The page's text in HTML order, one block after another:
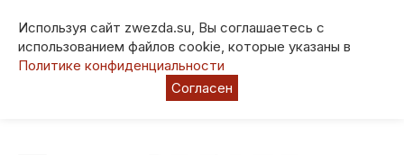
Используя сайт zwezda.su, Вы соглашаетесь с
использованием файлов cookie, которые указаны в
Политике конфиденциальности
Согласен